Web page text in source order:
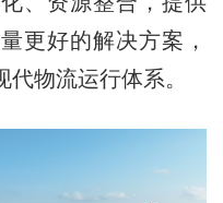
更好的解决方案，
物流运行体系。